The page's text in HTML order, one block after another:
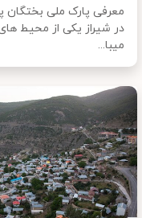
معرفی پارک ملی بختگان
در شیراز یکی از محیط
میبا...